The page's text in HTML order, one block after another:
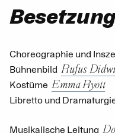
Choreographie und
Bühnenbild Rufus
Kostüme Emma Ryott
Libretto und
Musikalische Leitung